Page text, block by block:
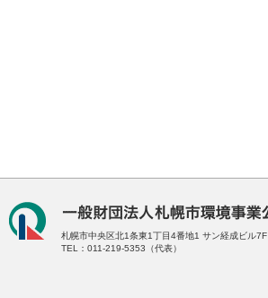
札幌市中央区北1条東1丁目4番地1 サン経成ビル7F
TEL：011-219-5353（代表）